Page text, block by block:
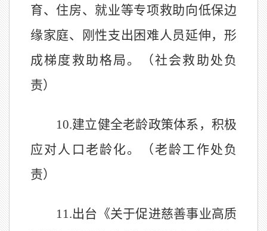
育、住房、就业等专项救助向低保边
缘家庭、刚性支出困难人员延伸，形
成梯度救助格局。（社会救助处负
责）
10.建立健全老龄政策体系，积极
应对人口老龄化。（老龄工作处负
责）
11.出台《关于促进慈善事业高质